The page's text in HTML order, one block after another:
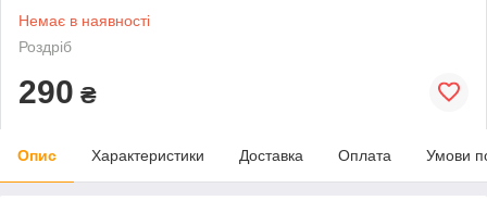
Немає в наявності
Роздріб
290 ₴
Опис Характеристики Доставка Оплата Умови